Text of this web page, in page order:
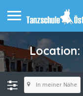
Location:
In meiner Nähe